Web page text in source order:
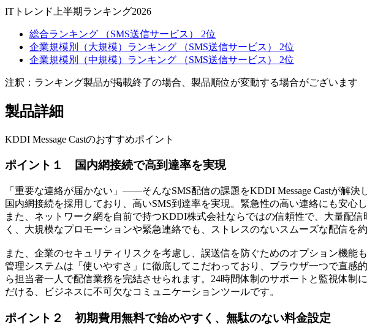
ITトレンド上半期ランキング2026
総合ランキング （SMS送信サービス） 2位
企業規模別（大規模）ランキング （SMS送信サービス） 2位
企業規模別（中規模）ランキング （SMS送信サービス） 2位
注釈：ランキング製品が掲載終了の場合、製品順位が変動する場合がございます
製品詳細
KDDI Message Castのおすすめポイント
ポイント１ 国内網接続で高到達率を実現
「重要な連絡が届かない」――そんなSMS配信の課題をKDDI Message Castが解決
国内網接続を採用しており、高いSMS到達率を実現。緊急性の高い連絡にも安心
また、ネットワーク網を自前で持つKDDI株式会社ならではの信頼性で、大量配信
く、大規模なプロモーションや緊急連絡でも、ストレスのないスムーズな配信を約
また、企業のセキュリティリスクを考慮し、誤送信を防ぐためのオプション機能も
管理システムは「使いやすさ」に徹底してこだわっており、ブラウザ一つで直感
ら担当者一人で配信業務を完結させられます。24時間体制のサポートと監視体制
だける、ビジネスに不可欠なコミュニケーションツールです。
ポイント２ 初期費用無料で始めやすく、無駄のない料金設定